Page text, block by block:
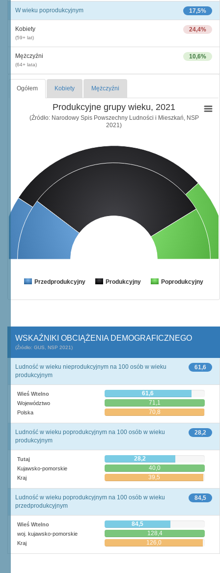
17,5%
W wieku poprodukcyjnym
24,4%
Kobiety
(59+ lat)
10,6%
Mężczyźni
(64+ lata)
Ogółem Kobiety Mężczyźni
Produkcyjne grupy wieku, 2021
(Źródło: Narodowy Spis Powszechny Ludności i Mieszkań, NSP
2021)
Przedprodukcyjny Produkcyjny Poprodukcyjny
WSKAŹNIKI OBCIĄŻENIA DEMOGRAFICZNEGO
(Źródło: GUS, NSP 2021)
61,6
Ludność w wieku nieprodukcyjnym na 100 osób w wieku
produkcyjnym
Wieś Wtelno 61,6
Województwo 71,1
Polska 70,8
28,2
Ludność w wieku poprodukcyjnym na 100 osób w wieku
produkcyjnym
Tutaj 28,2
Kujawsko-pomorskie 40,0
Kraj 39,5
84,5
Ludność w wieku poprodukcyjnym na 100 osób w wieku
przedprodukcyjnym
Wieś Wtelno 84,5
woj. kujawsko-pomorskie 128,4
Kraj 126,0